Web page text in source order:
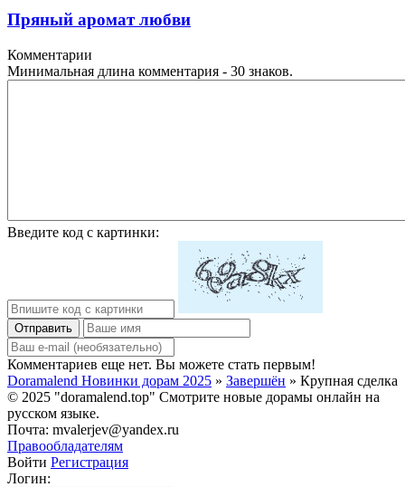
Пряный аромат любви
Комментарии
Минимальная длина комментария - 30 знаков.
Введите код с картинки:
Отправить
Комментариев еще нет. Вы можете стать первым!
Doramalend Новинки дорам 2025 » Завершён » Крупная сделка
© 2025 "doramalend.top" Смотрите новые дорамы онлайн на
русском языке.
Почта: mvalerjev@yandex.ru
Правообладателям
Войти Регистрация
Логин: